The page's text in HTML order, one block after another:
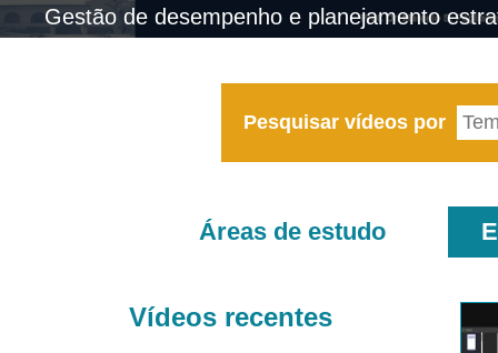
Gestão de desempenho e planejamento
Pesquisar vídeos por
Áreas de estudo
Vídeos recentes